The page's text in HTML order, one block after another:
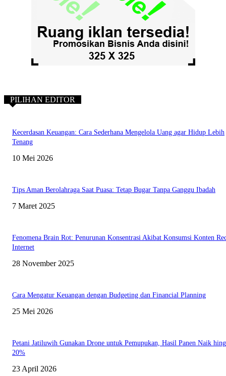
PILIHAN EDITOR
Kecerdasan Keuangan: Cara Sederhana Mengelola Uang agar Hidup Lebih
Tenang
10 Mei 2026
Tips Aman Berolahraga Saat Puasa: Tetap Bugar Tanpa Ganggu Ibadah
7 Maret 2025
Fenomena Brain Rot: Penurunan Konsentrasi Akibat Konsumsi Konten
Internet
28 November 2025
Cara Mengatur Keuangan dengan Budgeting dan Financial Planning
25 Mei 2026
Petani Jatiluwih Gunakan Drone untuk Pemupukan, Hasil Panen Naik
20%
23 April 2026